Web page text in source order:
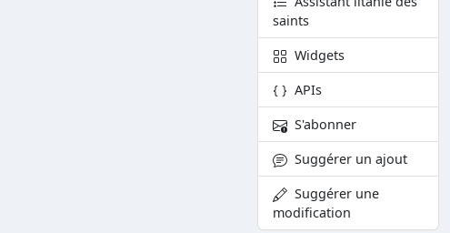
saints
Widgets
APIs
S'abonner
Suggérer un ajout
Suggérer une
modification